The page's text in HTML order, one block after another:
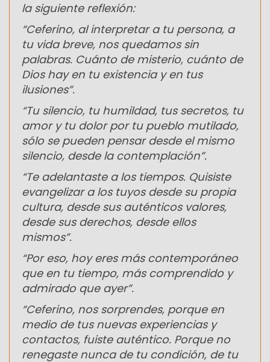
la siguiente reflexión:
“Ceferino, al interpretar a tu persona, a
tu vida breve, nos quedamos sin
palabras. Cuánto de misterio, cuánto de
Dios hay en tu existencia y en tus
ilusiones”.
“Tu silencio, tu humildad, tus secretos, tu
amor y tu dolor por tu pueblo mutilado,
sólo se pueden pensar desde el mismo
silencio, desde la contemplación”.
“Te adelantaste a los tiempos. Quisiste
evangelizar a los tuyos desde su propia
cultura, desde sus auténticos valores,
desde sus derechos, desde ellos
mismos”.
“Por eso, hoy eres más contemporáneo
que en tu tiempo, más comprendido y
admirado que ayer”.
“Ceferino, nos sorprendes, porque en
medio de tus nuevas experiencias y
contactos, fuiste auténtico. Porque no
renegaste nunca de tu condición, de tu